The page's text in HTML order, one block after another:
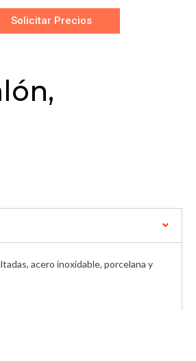
Solicitar Precios
acero inoxidable, porcelana y